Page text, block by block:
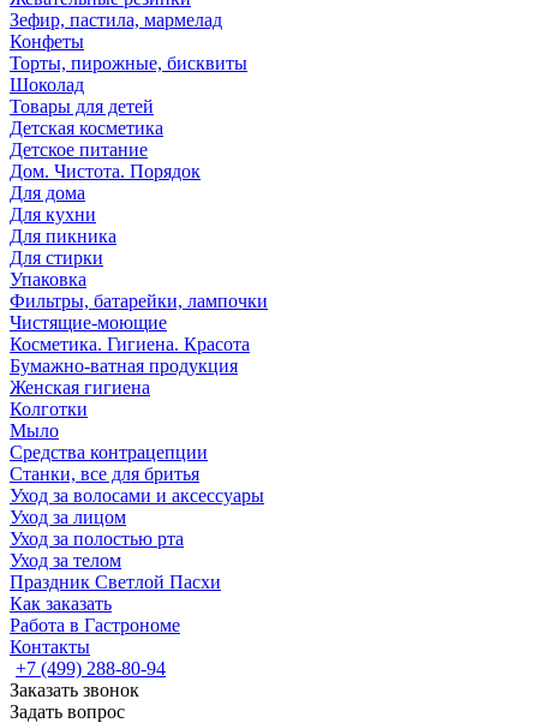
Зефир, пастила, мармелад
Конфеты
Торты, пирожные, бисквиты
Шоколад
Товары для детей
Детская косметика
Детское питание
Дом. Чистота. Порядок
Для дома
Для кухни
Для пикника
Для стирки
Упаковка
Фильтры, батарейки, лампочки
Чистящие-моющие
Косметика. Гигиена. Красота
Бумажно-ватная продукция
Женская гигиена
Колготки
Мыло
Средства контрацепции
Станки, все для бритья
Уход за волосами и аксессуары
Уход за лицом
Уход за полостью рта
Уход за телом
Праздник Светлой Пасхи
Как заказать
Работа в Гастрономе
Контакты
+7 (499) 288-80-94
Заказать звонок
Задать вопрос